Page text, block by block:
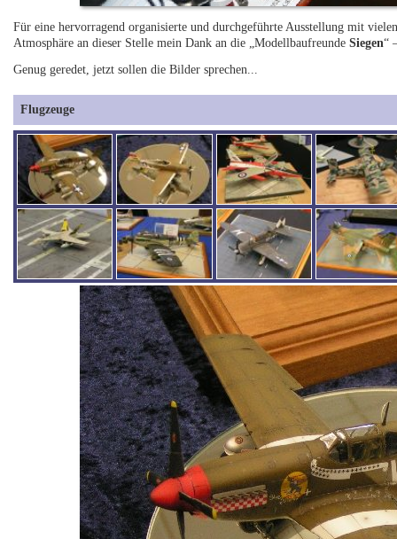
Für eine hervorragend organisierte und durchgeführte Ausstellung mit
Atmosphäre an dieser Stelle mein Dank an die „ModellbaufreundeSiegen“
Genug geredet, jetzt sollen die Bilder sprechen...
Flugzeuge